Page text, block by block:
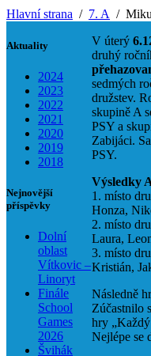
Hlavní strana 7. A
Aktuality
2024
2023
2022
2021
2020
2019
2018
Nejnovější
příspěvky
Dolní
oblast
Vítkovic –
Linoryt
Finále
School
Games
2026
Švihák
V úterý
druhý
sedmých
družstev.
skupině A
PSY a
Zabijáci.
PSY.
Výsledky
1. místo
Honza,
2. místo
Laura,
3. místo
Kristián,
Následně
Zúčastnilo
hry
Nejlépe se